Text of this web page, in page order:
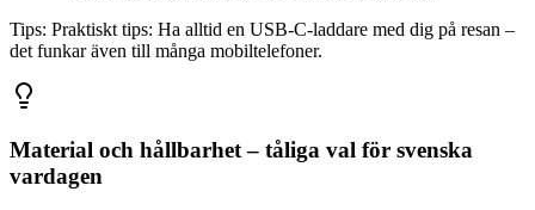
Tips: Praktiskt tips: Ha alltid en USB-C-laddare med dig på resan –
det funkar även till många mobiltelefoner.
Material och hållbarhet – tåliga val för svenska
vardagen